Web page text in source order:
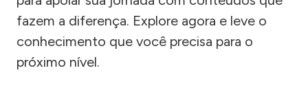
fazem a diferença. Explore agora e leve o
conhecimento que você precisa para o
próximo nível.